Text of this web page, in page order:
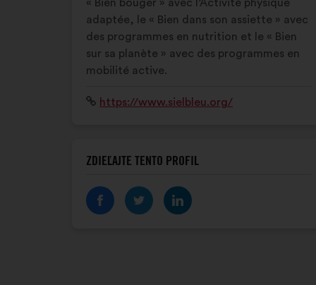
« Bien bouger » avec l’Activité physique
adaptée, le « Bien dans son assiette » avec
des programmes en nutrition et le « Bien
sur sa planète » avec des programmes en
mobilité active.
Internetová
https://www.sielbleu.org/
ZDIEĽAJTE TENTO PROFIL